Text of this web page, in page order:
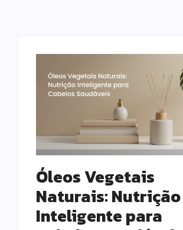
Óleos Vegetais
Naturais: Nutrição
Inteligente para